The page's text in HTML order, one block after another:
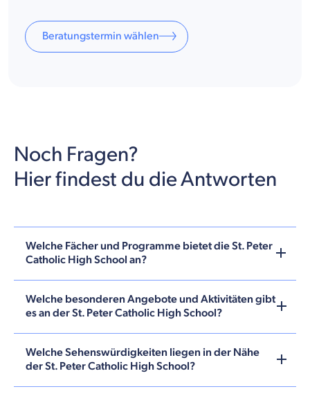
Beratungstermin wählen
Noch Fragen?
Hier findest du die Antworten
Welche Fächer und Programme bietet die St. Peter
Catholic High School an?
Welche besonderen Angebote und Aktivitäten gibt
es an der St. Peter Catholic High School?
Welche Sehenswürdigkeiten liegen in der Nähe
der St. Peter Catholic High School?